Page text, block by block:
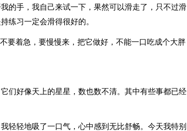
的手，我自己来试一下，果然可以滑走了，只不过滑
练习一定会滑得很好的。
要着急，要慢慢来，把它做好，不能一口吃成个大胖
们好像天上的星星，数也数不清。其中有些事都已经
轻轻地吸了一口气，心中感到无比舒畅。今天我特别